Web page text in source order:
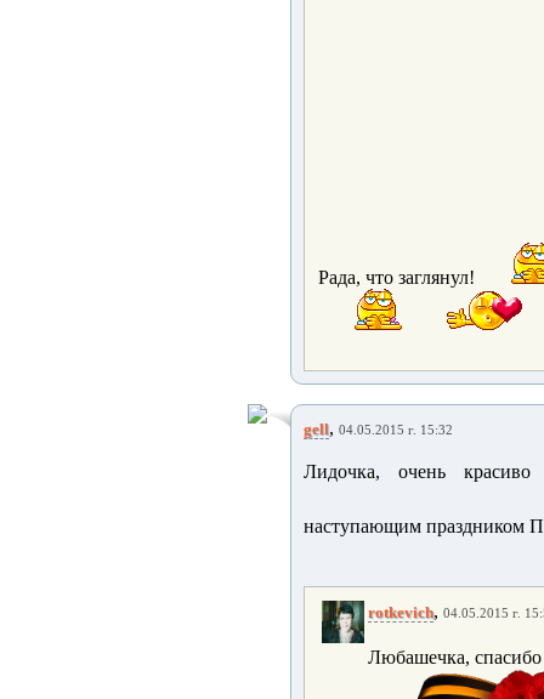
Рада, что заглянул!
gell, 04.05.2015 г. 15:32
Лидочка, очень
наступающим праздником
rotkevich, 04.05.2015 г.
Любашечка, спасибо